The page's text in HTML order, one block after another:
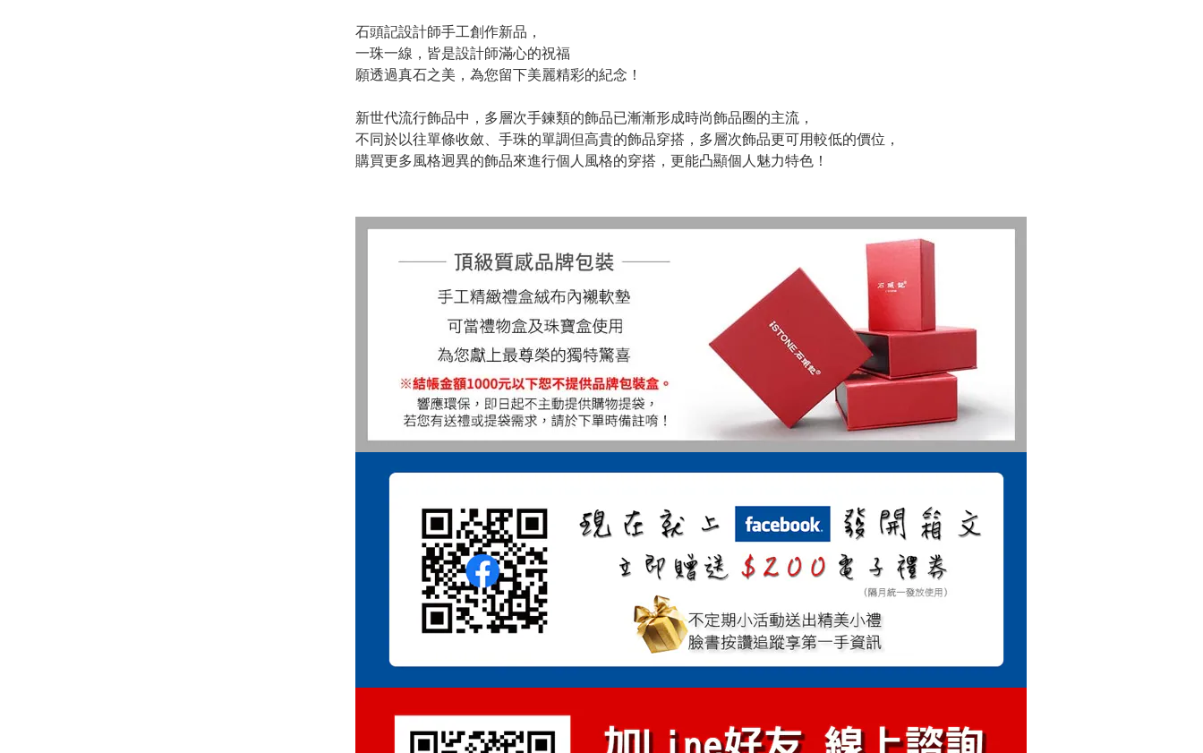
石頭記設計師手工創作新品，
一珠一線，皆是設計師滿心的祝福
願透過真石之美，為您留下美麗精彩的紀念！
新世代流行飾品中，多層次手鍊類的飾品已漸漸形成時尚飾品圈的主流，
不同於以往單條收斂、手珠的單調但高貴的飾品穿搭，多層次飾品更可用較低的價位，
購買更多風格迥異的飾品來進行個人風格的穿搭，更能凸顯個人魅力特色！